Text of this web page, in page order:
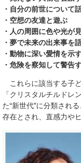
・自分の前世について
・空想の友達と遊ぶ
・人の周囲に色や光が
・夢で未来の出来事を
・動物に深い愛情を示
・危険を察知して警告
これらに該当する子
「クリスタルチルドレ
た“新世代”に分類され
存在とされ、直感力や